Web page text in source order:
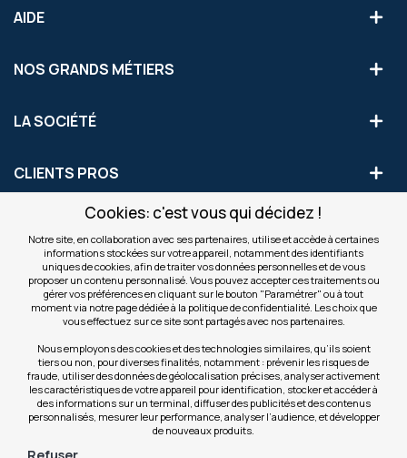
Cookies: c'est vous qui décidez !
Notre site, en collaboration avec ses partenaires, utilise et accède à certaines
informations stockées sur votre appareil, notamment des identifiants
uniques de cookies, afin de traiter vos données personnelles et de vous
proposer un contenu personnalisé. Vous pouvez accepter ces traitements ou
gérer vos préférences en cliquant sur le bouton "Paramétrer" ou à tout
moment via notre page dédiée à la politique de confidentialité. Les choix que
vous effectuez sur ce site sont partagés avec nos partenaires.
Nous employons des cookies et des technologies similaires, qu’ils soient
tiers ou non, pour diverses finalités, notamment : prévenir les risques de
fraude, utiliser des données de géolocalisation précises, analyser activement
les caractéristiques de votre appareil pour identification, stocker et accéder à
des informations sur un terminal, diffuser des publicités et des contenus
personnalisés, mesurer leur performance, analyser l’audience, et développer
de nouveaux produits.
AIDE
NOS GRANDS MÉTIERS
LA SOCIÉTÉ
CLIENTS PROS
S'INSCRIRE AUX OFFRES COMMERCIALES
Inscription
notre
newsletter
Valider
NOS SITES